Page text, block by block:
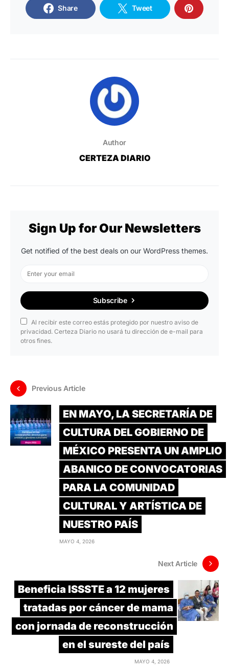
Share Tweet
Author
CERTEZA DIARIO
Sign Up for Our Newsletters
Get notified of the best deals on our WordPress themes.
Subscribe
Al recibir este correo estás protegido por nuestro aviso de
privacidad. Certeza Diario no usará tu dirección de e-mail para
otros fines.
Previous Article
EN MAYO, LA SECRETARÍA DE
CULTURA DEL GOBIERNO DE
MÉXICO PRESENTA UN AMPLIO
ABANICO DE CONVOCATORIAS
PARA LA COMUNIDAD
CULTURAL Y ARTÍSTICA DE
NUESTRO PAÍS
MAYO 4, 2026
Next Article
Beneficia ISSSTE a 12 mujeres
tratadas por cáncer de mama
con jornada de reconstrucción
en el sureste del país
MAYO 4, 2026